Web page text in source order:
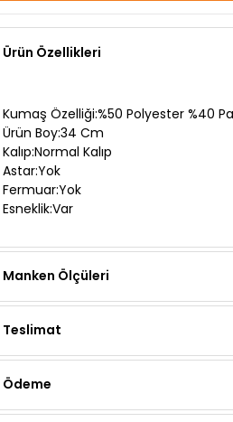
Ürün Özellikleri
Kalıp:Normal Kalıp
Astar:Yok
Fermuar:Yok
Esneklik:Var